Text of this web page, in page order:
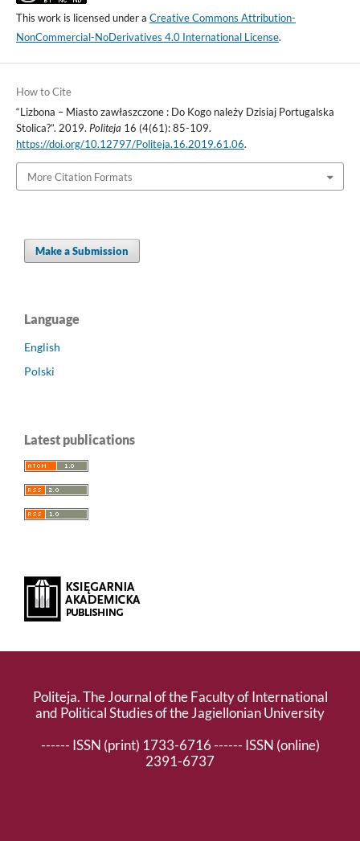
This work is licensed under a Creative Commons Attribution-
NonCommercial-NoDerivatives 4.0 International License.
How to Cite
“Lizbona – Miasto zawłaszczone : Do Kogo należy Dzisiaj Portugalska
Stolica?”. 2019. Politeja 16 (4(61): 85-109.
https://doi.org/10.12797/Politeja.16.2019.61.06.
More Citation Formats
Make a Submission
Language
English
Polski
Latest publications
Politeja. The Journal of the Faculty of International
and Political Studies of the Jagiellonian University
------ ISSN (print) 1733-6716 ------ ISSN (online)
2391-6737